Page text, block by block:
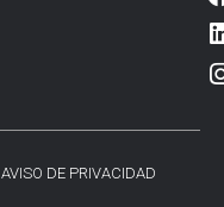
AVISO DE PRIVACIDAD